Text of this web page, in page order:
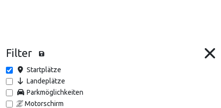
Filter
Startplätze
Landeplätze
Parkmöglichkeiten
Motorschirm